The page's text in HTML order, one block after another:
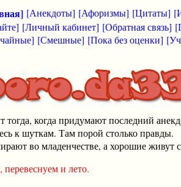
[Анекдоты] [Афоризмы] [Цитаты]
[Личный кабинет] [Обратная связь]
[Смешные] [Пока без оценки]
тогда, когда придумают последний
к шуткам. Там порой столько правды.
во младенчестве, а хорошие живут
и лето.